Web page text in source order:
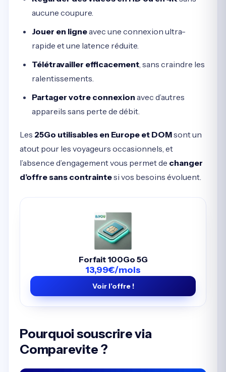
aucune coupure.
Jouer en ligneavec une connexion ultra-
rapide et une latence réduite.
Télétravailler efficacement, sans craindre les
ralentissements.
Partager votre connexion avec d’autres
appareils sans perte de débit.
Les 25Go utilisables en Europe et DOMsont un
atout pour les voyageurs occasionnels, et
l’absence d’engagement vous permet de changer
d’offre sans contraintesi vos besoins évoluent.
Forfait 100Go 5G
13,99€/mois
Voir l’offre !
Pourquoi souscrire via
Comparevite ?